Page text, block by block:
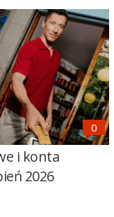
i konta
2026